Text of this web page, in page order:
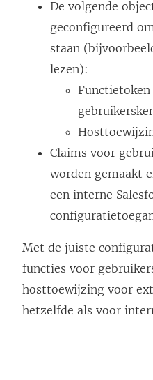
De volgende
geconfigureerd
staan
lezen):
Claims voor
worden gemaakt
een interne
Met de juiste
functies voor
hosttoewijzing voor
hetzelfde als voor